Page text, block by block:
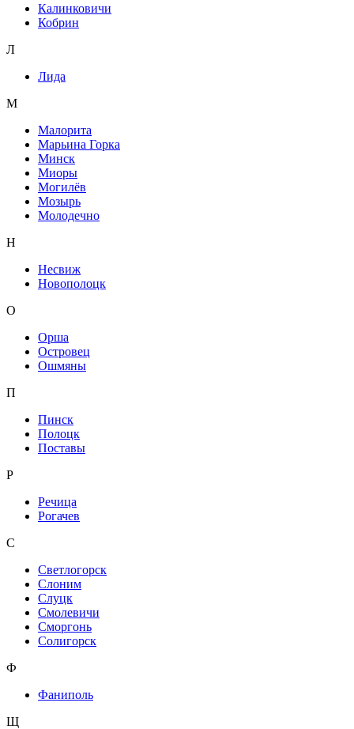
Калинковичи
Кобрин
Л
Лида
М
Малорита
Марьина Горка
Минск
Миоры
Могилёв
Мозырь
Молодечно
Н
Несвиж
Новополоцк
О
Орша
Островец
Ошмяны
П
Пинск
Полоцк
Поставы
Р
Речица
Рогачев
С
Светлогорск
Слоним
Слуцк
Смолевичи
Сморгонь
Солигорск
Ф
Фаниполь
Щ